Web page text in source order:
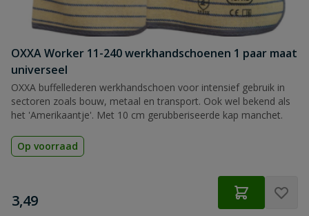
OXXA Worker 11-240 werkhandschoenen 1 paar maat
universeel
OXXA buffellederen werkhandschoen voor intensief gebruik in
sectoren zoals bouw, metaal en transport. Ook wel bekend als
het 'Amerikaantje'. Met 10 cm gerubberiseerde kap manchet.
Op voorraad
€
3,49